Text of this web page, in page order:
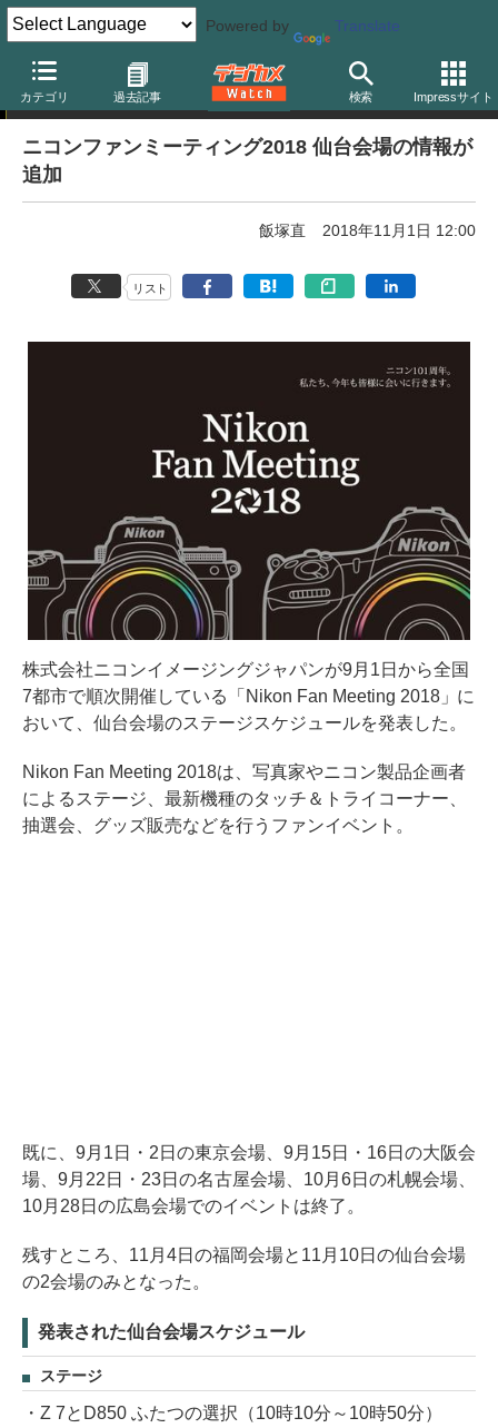
Powered by Translate
カテゴリ 過去記事 検索 Impressサイト
イベント告知
ニコンファンミーティング2018 仙台会場の情報が
追加
飯塚直 2018年11月1日 12:00
リスト
株式会社ニコンイメージングジャパンが9月1日から全国
7都市で順次開催している「Nikon Fan Meeting 2018」に
おいて、仙台会場のステージスケジュールを発表した。
Nikon Fan Meeting 2018は、写真家やニコン製品企画者
によるステージ、最新機種のタッチ＆トライコーナー、
抽選会、グッズ販売などを行うファンイベント。
既に、9月1日・2日の東京会場、9月15日・16日の大阪会
場、9月22日・23日の名古屋会場、10月6日の札幌会場、
10月28日の広島会場でのイベントは終了。
残すところ、11月4日の福岡会場と11月10日の仙台会場
の2会場のみとなった。
発表された仙台会場スケジュール
ステージ
・Z 7とD850 ふたつの選択（10時10分～10時50分）